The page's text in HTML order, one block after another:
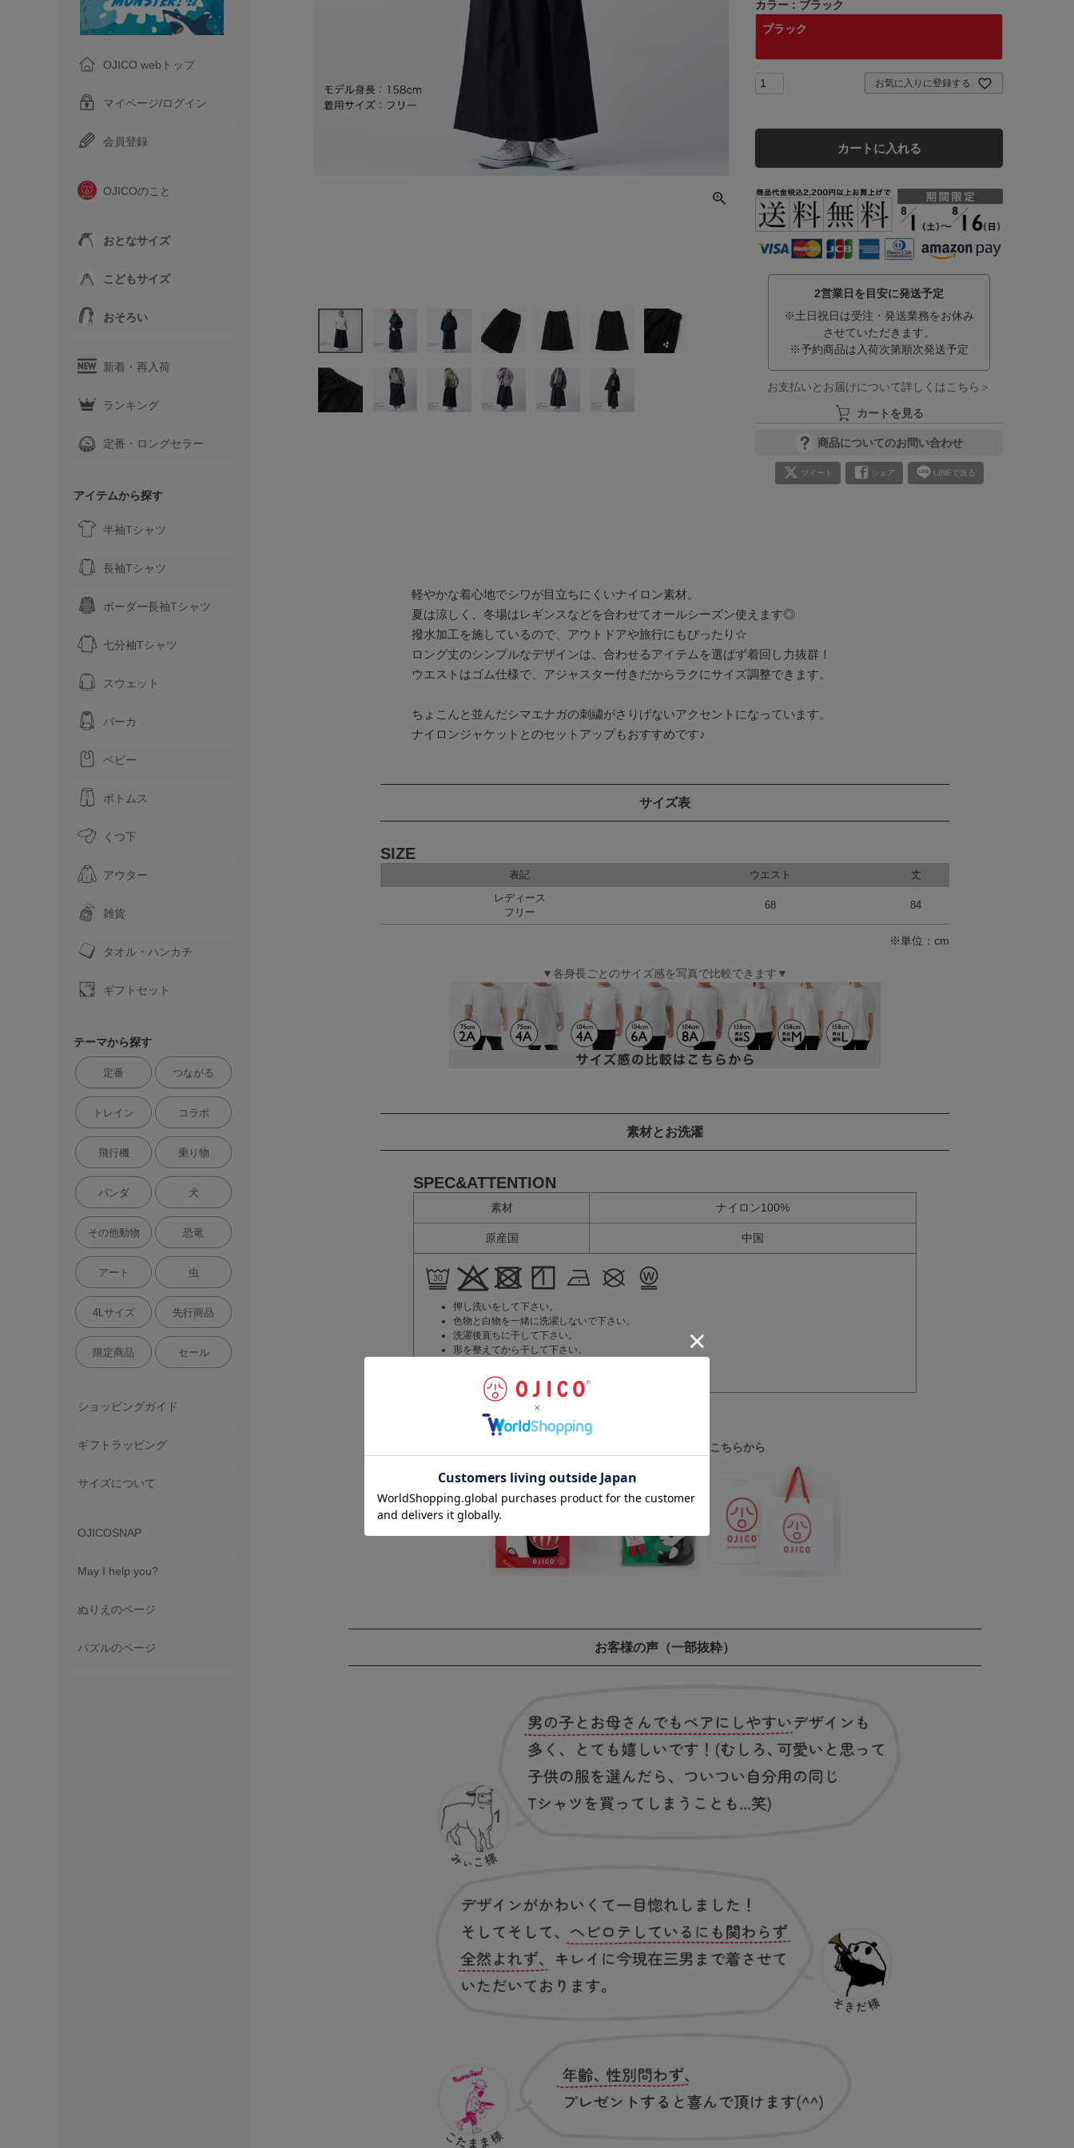
OJICO webトップ
マイページ/ログイン
会員登録
OJICOのこと
おとなサイズ
こどもサイズ
おそろい
新着・再入荷
ランキング
定番・ロングセラー
アイテムから探す
半袖Tシャツ
長袖Tシャツ
ボーダー長袖Tシャツ
七分袖Tシャツ
スウェット
パーカ
ベビー
ボトムス
くつ下
アウター
雑貨
タオル・ハンカチ
ギフトセット
テーマから探す
定番 つながる
トレイン コラボ
飛行機 乗り物
パンダ 犬
その他動物 恐竜
アート 虫
4Lサイズ 先行商品
限定商品 セール
ショッピングガイド
ギフトラッピング
サイズについて
OJICOSNAP
May I help you?
ぬりえのページ
パズルのページ
カラー
ブラック
ブラック
お気に入りに登録する
カートに入れる
2営業日を目安に発送予定
※土日祝日は受注・発送業務をお休み
させていただきます。
※予約商品は入荷次第順次発送予定
お支払いとお届けについて詳しくはこちら＞
カートを見る
商品についてのお問い合わせ
ツイート シェア LINEで送る
軽やかな着心地でシワが目立ちにくいナイロン素材。
夏は涼しく、冬場はレギンスなどを合わせてオールシーズン使えます◎
撥水加工を施しているので、アウトドアや旅行にもぴったり☆
ロング丈のシンプルなデザインは、合わせるアイテムを選ばず着回し力抜群！
ウエストはゴム仕様で、アジャスター付きだからラクにサイズ調整できます。
ちょこんと並んだシマエナガの刺繍がさりげないアクセントになっています。
ナイロンジャケットとのセットアップもおすすめです♪
サイズ表
SIZE
表記 ウエスト 丈
レディース
フリー
68 84
※単位：cm
▼各身長ごとのサイズ感を写真で比較できます▼
素材とお洗濯
SPEC&ATTENTION
素材 ナイロン100%
原産国 中国
押し洗いをして下さい。
色物と白物を一緒に洗濯しないで下さい。
洗濯後直ちに干して下さい。
形を整えてから干して下さい。
装飾部分にアイロンを当てないで下さい。
ギフトラッピングのご注文はこちらから
お客様の声 （一部抜粋）